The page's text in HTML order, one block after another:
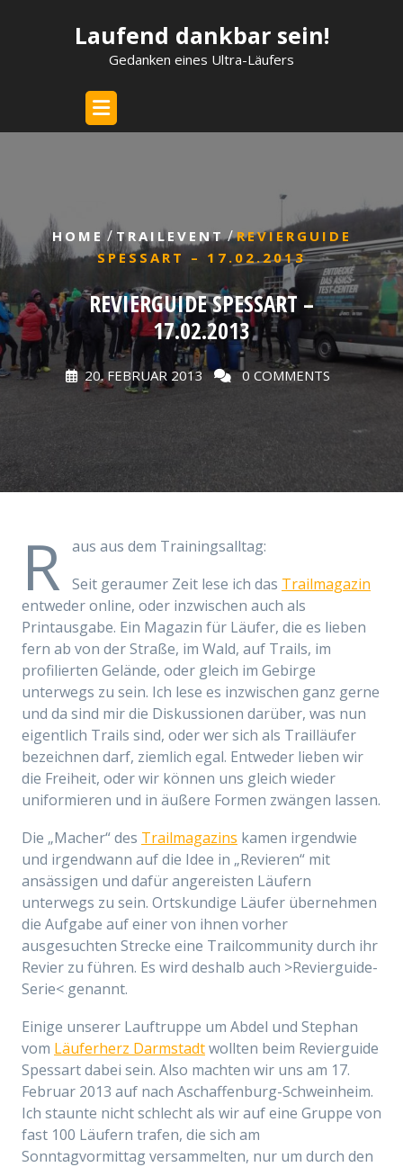
Laufend dankbar sein!
Gedanken eines Ultra-Läufers
HOME/TRAILEVENT/REVIERGUIDE
SPESSART – 17.02.2013
REVIERGUIDE SPESSART –
17.02.2013
20. FEBRUAR 2013 0 COMMENTS
R
aus aus dem Trainingsalltag:
Seit geraumer Zeit lese ich das Trailmagazin
entweder online, oder inzwischen auch als
Printausgabe. Ein Magazin für Läufer, die es lieben
fern ab von der Straße, im Wald, auf Trails, im
profilierten Gelände, oder gleich im Gebirge
unterwegs zu sein. Ich lese es inzwischen ganz gerne
und da sind mir die Diskussionen darüber, was nun
eigentlich Trails sind, oder wer sich als Trailläufer
bezeichnen darf, ziemlich egal. Entweder lieben wir
die Freiheit, oder wir können uns gleich wieder
uniformieren und in äußere Formen zwängen lassen.
Die „Macher“ des Trailmagazins kamen irgendwie
und irgendwann auf die Idee in „Revieren“ mit
ansässigen und dafür angereisten Läufern
unterwegs zu sein. Ortskundige Läufer übernehmen
die Aufgabe auf einer von ihnen vorher
ausgesuchten Strecke eine Trailcommunity durch ihr
Revier zu führen. Es wird deshalb auch >Revierguide-
Serie< genannt.
Einige unserer Lauftruppe um Abdel und Stephan
vom Läuferherz Darmstadtwollten beim Revierguide
Spessart dabei sein. Also machten wir uns am 17.
Februar 2013 auf nach Aschaffenburg-Schweinheim.
Ich staunte nicht schlecht als wir auf eine Gruppe von
fast 100 Läufern trafen, die sich am
Sonntagvormittag versammelten, nur um durch den